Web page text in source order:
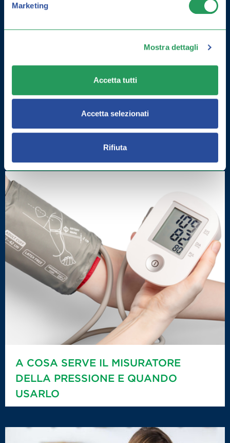
Marketing
Mostra dettagli
Accetta tutti
Accetta selezionati
Rifiuta
A COSA SERVE IL MISURATORE
DELLA PRESSIONE E QUANDO
USARLO